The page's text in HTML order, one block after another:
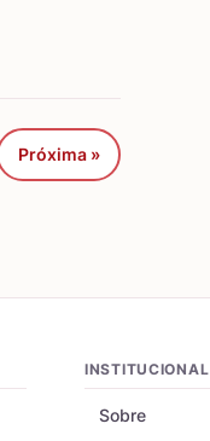
Próxima »
INSTITUCIONAL
Sobre